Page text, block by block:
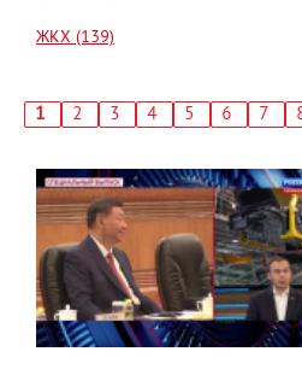
ЖКХ (139)
Текущая
1 Страница
2 Страница
3 Страница
4 Страница
5 Страница
6 7